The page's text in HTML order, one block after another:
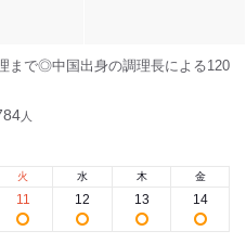
まで◎中国出身の調理長による120
人
火
11
水
12
木
13
金
14